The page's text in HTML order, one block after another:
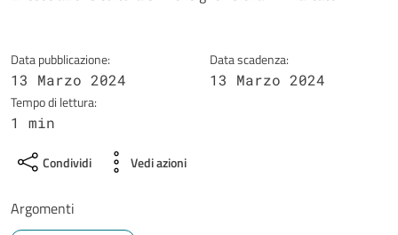
Data pubblicazione:
13 Marzo 2024
Data scadenza:
13 Marzo 2024
Tempo di lettura:
1 min
Condividi Vedi azioni
Argomenti